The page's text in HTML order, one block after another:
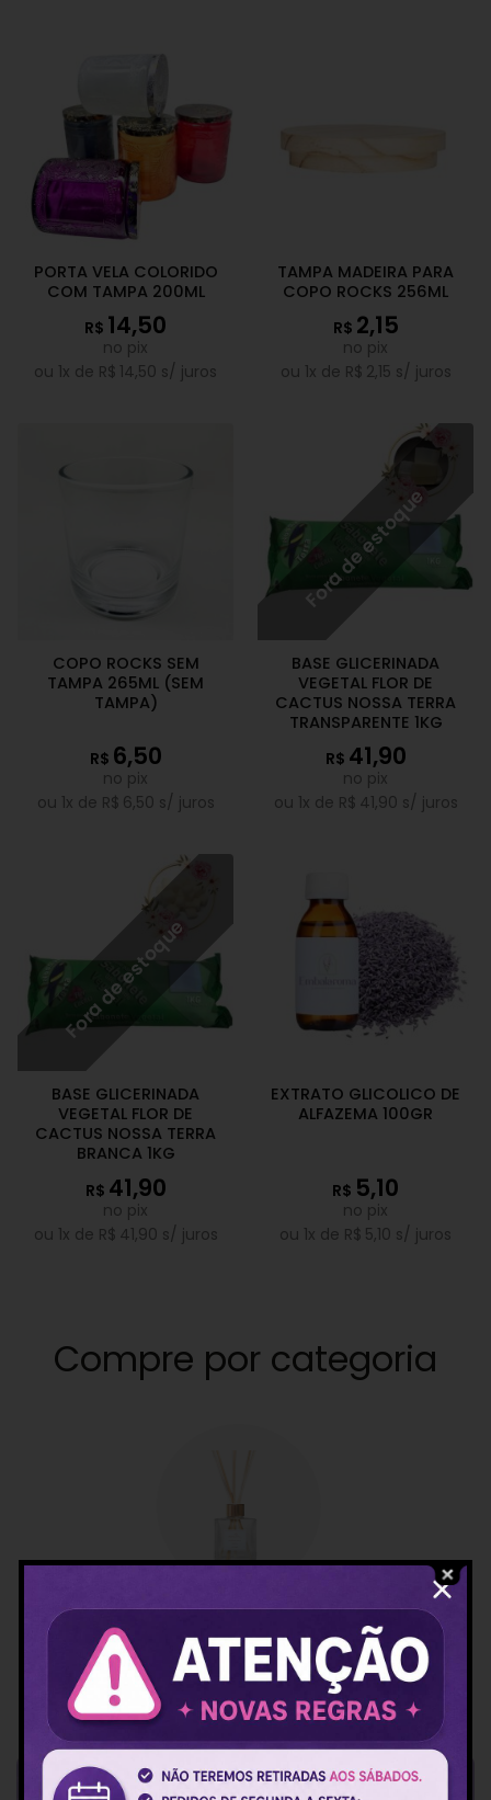
PORTA VELA COLORIDO
COM TAMPA 200ML
R$ 14,50
no pix
ou 1x de R$ 14,50 s/ juros
TAMPA MADEIRA PARA
COPO ROCKS 256ML
R$ 2,15
no pix
ou 1x de R$ 2,15 s/ juros
COPO ROCKS SEM
TAMPA 265ML (SEM
TAMPA)
R$ 6,50
no pix
ou 1x de R$ 6,50 s/ juros
Fora de estoque
BASE GLICERINADA
VEGETAL FLOR DE
CACTUS NOSSA TERRA
TRANSPARENTE 1KG
R$ 41,90
no pix
ou 1x de R$ 41,90 s/ juros
Fora de estoque
BASE GLICERINADA
VEGETAL FLOR DE
CACTUS NOSSA TERRA
BRANCA 1KG
R$ 41,90
no pix
ou 1x de R$ 41,90 s/ juros
EXTRATO GLICOLICO DE
ALFAZEMA 100GR
R$ 5,10
no pix
ou 1x de R$ 5,10 s/ juros
Compre por categoria
Saboaria